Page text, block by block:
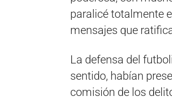
paralicé totalmente
mensajes que
La defensa del
sentido, habían
comisión de los